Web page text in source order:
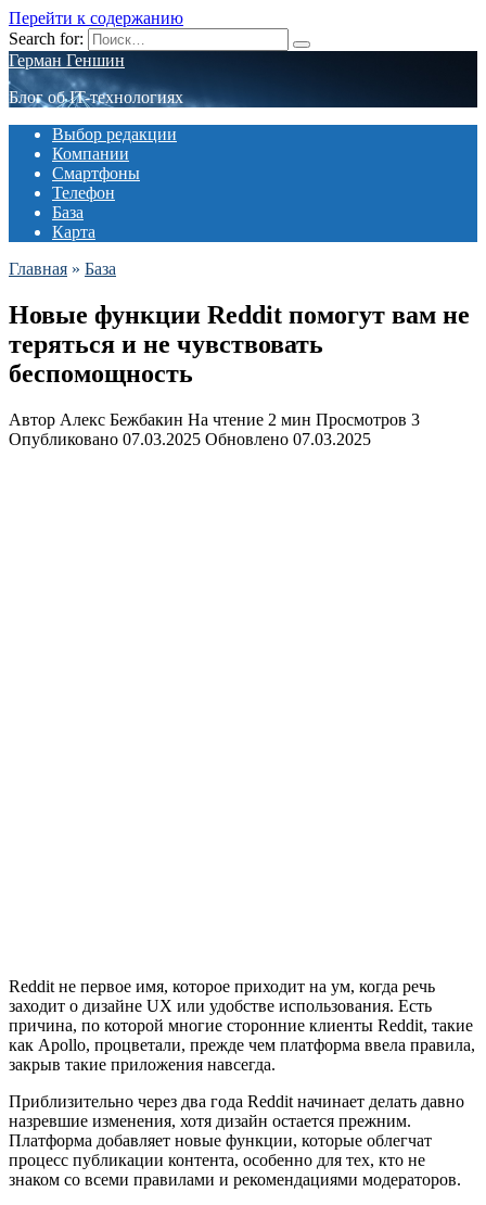
Перейти к содержанию
Search for:
Герман Геншин
Блог об IT-технологиях
Выбор редакции
Компании
Смартфоны
Телефон
База
Карта
Главная » База
Новые функции Reddit помогут вам не
теряться и не чувствовать
беспомощность
Автор Алекс Бежбакин На чтение 2 мин Просмотров 3
Опубликовано 07.03.2025 Обновлено 07.03.2025
Reddit не первое имя, которое приходит на ум, когда речь
заходит о дизайне UX или удобстве использования. Есть
причина, по которой многие сторонние клиенты Reddit, такие
как Apollo, процветали, прежде чем платформа ввела правила,
закрыв такие приложения навсегда.
Приблизительно через два года Reddit начинает делать давно
назревшие изменения, хотя дизайн остается прежним.
Платформа добавляет новые функции, которые облегчат
процесс публикации контента, особенно для тех, кто не
знаком со всеми правилами и рекомендациями модераторов.